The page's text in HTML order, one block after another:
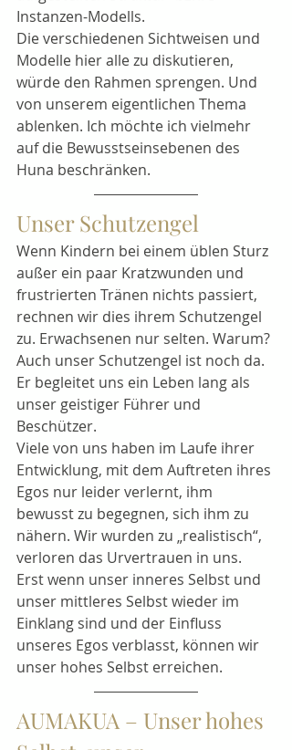
Instanzen-Modells.
Die verschiedenen Sichtweisen und
Modelle hier alle zu diskutieren,
würde den Rahmen sprengen. Und
von unserem eigentlichen Thema
ablenken. Ich möchte ich vielmehr
auf die Bewusstseinsebenen des
Huna beschränken.
Unser Schutzengel
Wenn Kindern bei einem üblen Sturz
außer ein paar Kratzwunden und
frustrierten Tränen nichts passiert,
rechnen wir dies ihrem Schutzengel
zu. Erwachsenen nur selten. Warum?
Auch unser Schutzengel ist noch da.
Er begleitet uns ein Leben lang als
unser geistiger Führer und
Beschützer.
Viele von uns haben im Laufe ihrer
Entwicklung, mit dem Auftreten ihres
Egos nur leider verlernt, ihm
bewusst zu begegnen, sich ihm zu
nähern. Wir wurden zu „realistisch“,
verloren das Urvertrauen in uns.
Erst wenn unser inneres Selbst und
unser mittleres Selbst wieder im
Einklang sind und der Einfluss
unseres Egos verblasst, können wir
unser hohes Selbst erreichen.
AUMAKUA – Unser hohes